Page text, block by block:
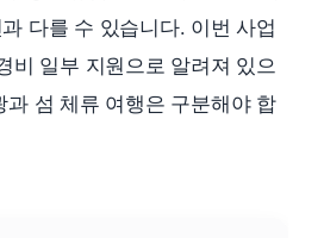
다를 수 있습니다. 이번 사업
비 일부 지원으로 알려져 있으
과 섬 체류 여행은 구분해야 합